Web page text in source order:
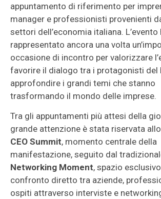
appuntamento di riferimento per
manager e professionisti provenienti
settori dell’economia italiana. L’evento
rappresentato ancora una volta
occasione di incontro per valorizzare
favorire il dialogo tra i protagonisti del
approfondire i grandi temi che stanno
trasformando il mondo delle imprese.
Tra gli appuntamenti più attesi della
grande attenzione è stata riservata allo
CEO Summit, momento centrale della
manifestazione, seguito dal
Networking Moment, spazio
confronto diretto tra aziende,
ospiti attraverso interviste e